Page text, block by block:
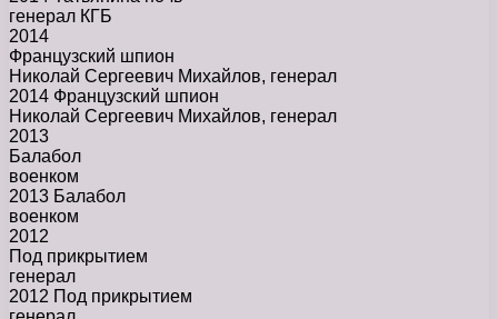
генерал КГБ
2014
Французский шпион
Николай Сергеевич Михайлов, генерал
2014 Французский шпион
Николай Сергеевич Михайлов, генерал
2013
Балабол
военком
2013 Балабол
военком
2012
Под прикрытием
генерал
2012 Под прикрытием